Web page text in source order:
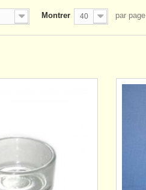
Montrer 40 par page